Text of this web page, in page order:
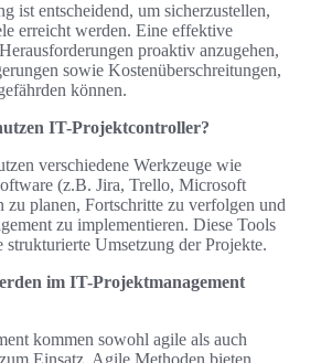
ist entscheidend, um sicherzustellen,
erreicht werden. Eine effektive
proaktiv anzugehen,
sowie Kostenüberschreitungen,
können.
IT-Projektcontroller?
verschiedene Werkzeuge wie
(z.B. Jira, Trello, Microsoft
zu planen, Fortschritte zu verfolgen und
zu implementieren. Diese Tools
strukturierte Umsetzung der Projekte.
im IT-Projektmanagement
kommen sowohl agile als auch